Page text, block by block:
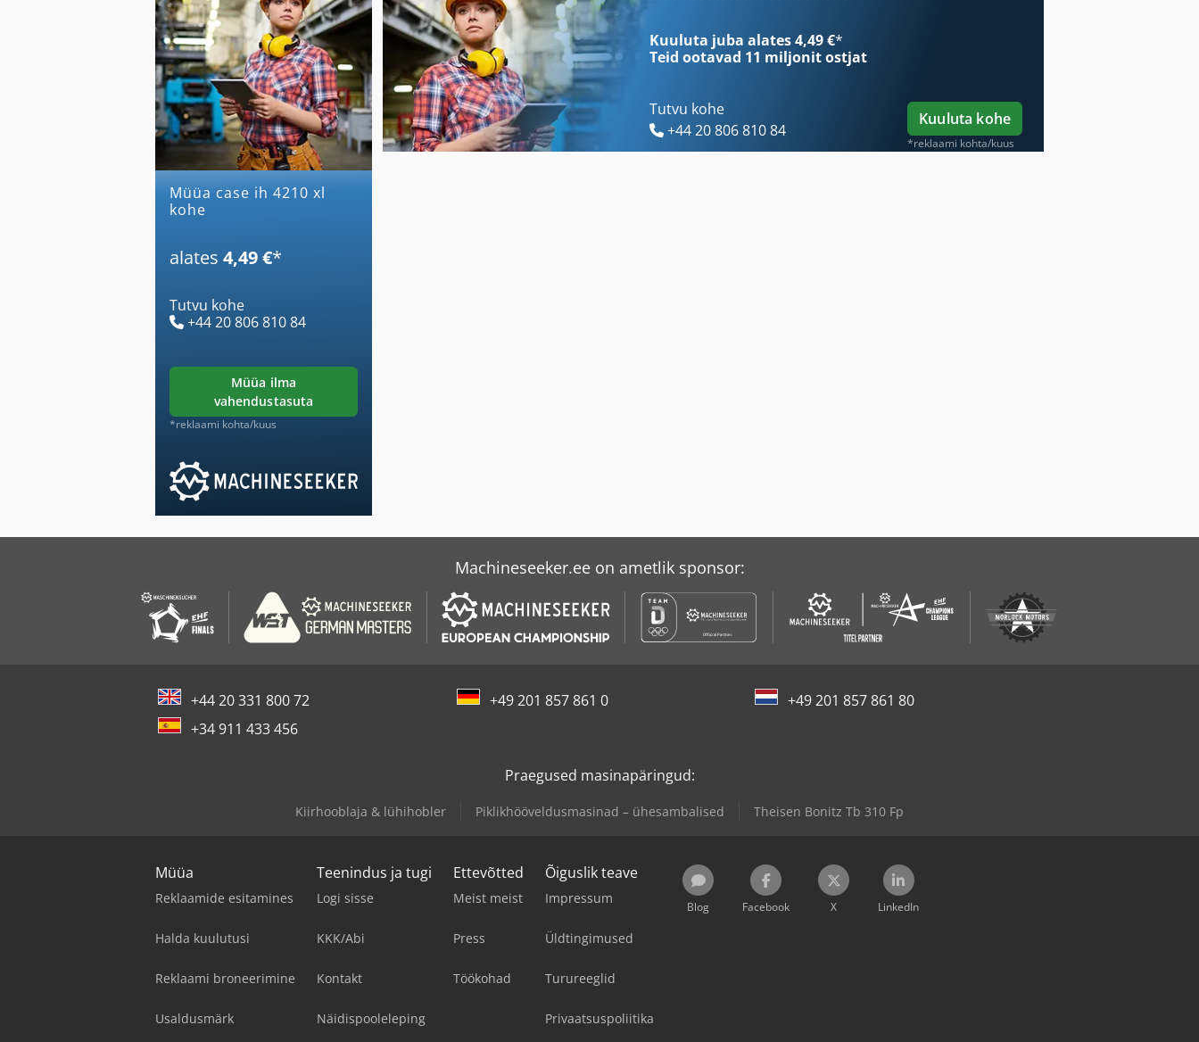
Müüa case ih 4210 xl
kohe
alates 4,49 €*
Tutvu kohe
+44 20 806 810 84
müüa ilma
vahendustasuta
*reklaami kohta/kuus
Case Ih 633
Kuuluta juba alates 4,49 €*
Teid ootavad 11 miljonit ostjat
Tutvu kohe
+44 20 806 810 84
Kuuluta kohe
*reklaami kohta/kuus
Machineseeker.ee on ametlik sponsor:
+44 20 331 800 72 +49 201 857 861 0
+49 201 857 861 80
+34 911 433 456
Praegused masinapäringud:
Kiirhooblaja & lühihobler Piklikhööveldusmasinad – ühesambalised Theisen Bonitz Tb 310 Fp
Müüa
Reklaamide esitamines
Halda kuulutusi
Reklaami broneerimine
Usaldusmärk
Teenindus ja tugi
Logi sisse
KKK/Abi
Kontakt
Näidispooleleping
Ettevõtted
Meist meist
Press
Töökohad
Õiguslik teave
Impressum
Üldtingimused
Turureeglid
Privaatsuspoliitika
Blog Facebook X LinkedIn